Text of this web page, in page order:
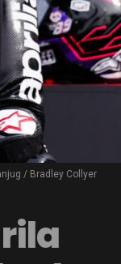
/ Bradley Collyer